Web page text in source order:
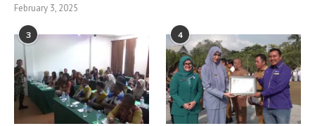
February 3, 2025
3 4